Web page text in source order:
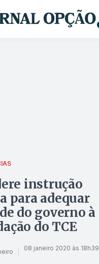
instrução
para adequar
do governo à
do TCE
08 janeiro 2020 às 18h39